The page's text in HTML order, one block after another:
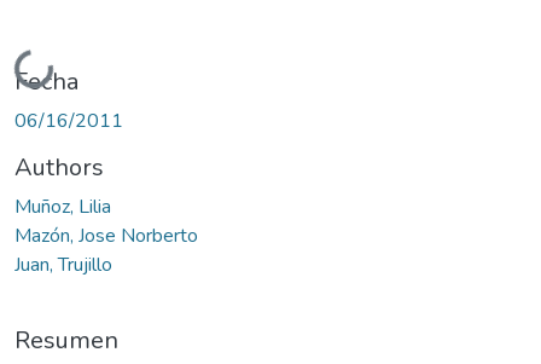
Cargando...
Fecha
06/16/2011
Authors
Muñoz, Lilia
Mazón, Jose Norberto
Juan, Trujillo
Resumen